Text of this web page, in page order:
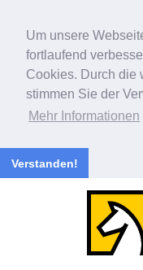
Um unsere
fortlaufend
Cookies. Durch die
stimmen Sie der
Mehr Informationen
Verstanden!